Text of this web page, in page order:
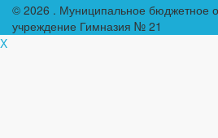
© 2026 . Муниципальное бюджетное
учреждение Гимназия № 21
X